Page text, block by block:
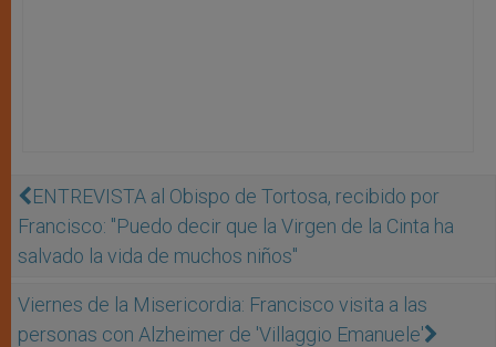
ENTREVISTA al Obispo de Tortosa, recibido por
Francisco: "Puedo decir que la Virgen de la Cinta ha
salvado la vida de muchos niños"
Viernes de la Misericordia: Francisco visita a las
personas con Alzheimer de 'Villaggio Emanuele'